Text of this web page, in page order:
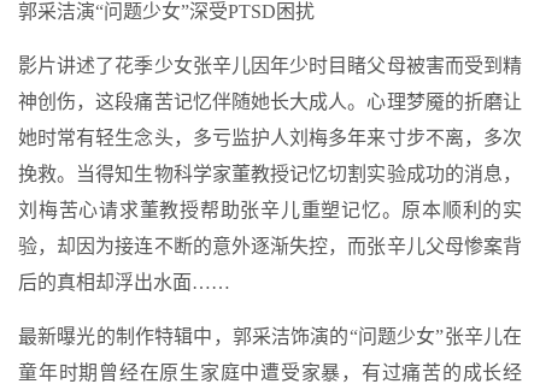
郭采洁演“问题少女”深受PTSD困扰
影片讲述了花季少女张辛儿因年少时目睹父母被害而受到精
神创伤，这段痛苦记忆伴随她长大成人。心理梦魇的折磨让
她时常有轻生念头，多亏监护人刘梅多年来寸步不离，多次
挽救。当得知生物科学家董教授记忆切割实验成功的消息，
刘梅苦心请求董教授帮助张辛儿重塑记忆。原本顺利的实
验，却因为接连不断的意外逐渐失控，而张辛儿父母惨案背
后的真相却浮出水面……
最新曝光的制作特辑中，郭采洁饰演的“问题少女”张辛儿在
童年时期曾经在原生家庭中遭受家暴，有过痛苦的成长经